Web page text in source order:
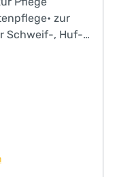
zur
Schweif-, Huf-